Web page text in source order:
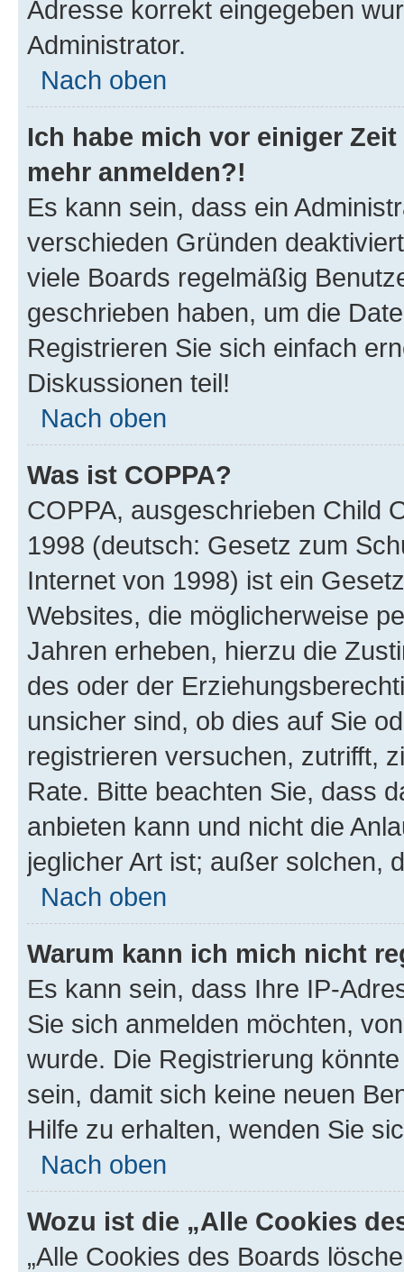
Adresse korrekt eingegeben
Administrator.
Nach oben
Ich habe mich vor einiger
mehr anmelden?!
Es kann sein, dass ein
verschieden Gründen
viele Boards regelmäßig
geschrieben haben, um die
Registrieren Sie sich einfach
Diskussionen teil!
Nach oben
Was ist COPPA?
COPPA, ausgeschrieben Child
1998 (deutsch: Gesetz zum
Internet von 1998) ist ein
Websites, die möglicherweise
Jahren erheben, hierzu die
des oder der
unsicher sind, ob dies auf Sie
registrieren versuchen, zutrifft,
Rate. Bitte beachten Sie, dass
anbieten kann und nicht die
jeglicher Art ist; außer solchen,
Nach oben
Warum kann ich mich nicht
Es kann sein, dass Ihre IP-
Sie sich anmelden möchten,
wurde. Die Registrierung
sein, damit sich keine neuen
Hilfe zu erhalten, wenden Sie
Nach oben
Wozu ist die „Alle Cookies
„Alle Cookies des Boards